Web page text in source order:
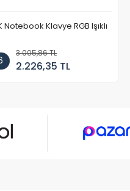
Notebook Klavye RGB Işıklı
3.005,86 TL
2.226,35 TL